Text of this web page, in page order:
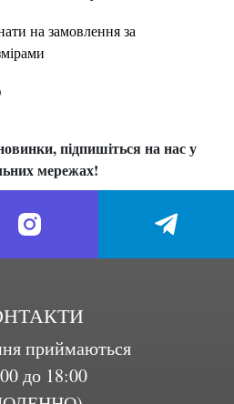
на замовлення за
підпишіться на нас у
мережах!
приймаються
до 18:00